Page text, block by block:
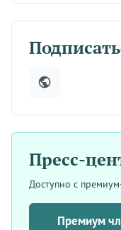
Пресс-
Доступно с
Премиум